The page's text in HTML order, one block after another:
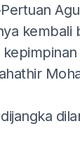
kembali